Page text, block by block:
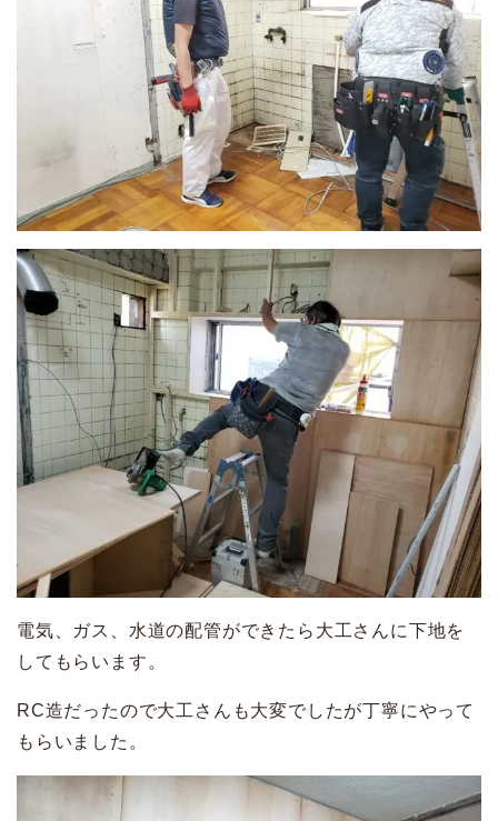
電気、ガス、水道の配管ができたら大工さんに下地を
してもらいます。
RC造だったので大工さんも大変でしたが丁寧にやって
もらいました。